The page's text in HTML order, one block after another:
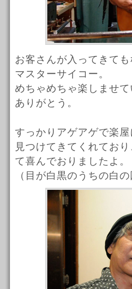
お客さんが入ってきて
マスターサイコー。
めちゃめちゃ楽しませて
ありがとう。
すっかりアゲアゲで楽
見つけてきてくれてお
て喜んでおりましたよ。
（目が白黒のうちの白の